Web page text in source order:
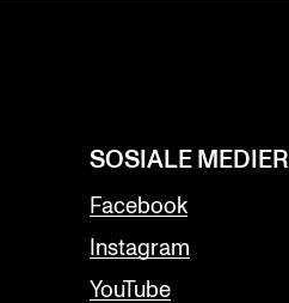
SOSIALE MEDIER
Facebook
Instagram
YouTube